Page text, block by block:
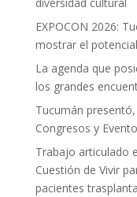
diversidad cultural
EXPOCON 2026:
mostrar el
La agenda que
los grandes
Tucumán
Congresos y
Trabajo articulado
Cuestión de Vivir
pacientes